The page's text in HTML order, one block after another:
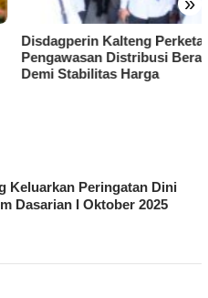
Disdagperin Kalteng Perketat
Pengawasan Distribusi Beras
Demi Stabilitas Harga
Keluarkan Peringatan Dini
Dasarian I Oktober 2025